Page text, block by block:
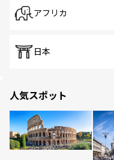
アフリカ
日本
人気スポット